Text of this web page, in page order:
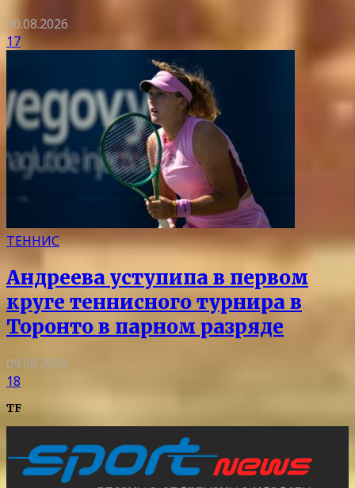
10.08.2026
17
ТЕННИС
Андреева уступипа в первом
круге теннисного турнира в
Торонто в парном разряде
09.08.2026
18
TF